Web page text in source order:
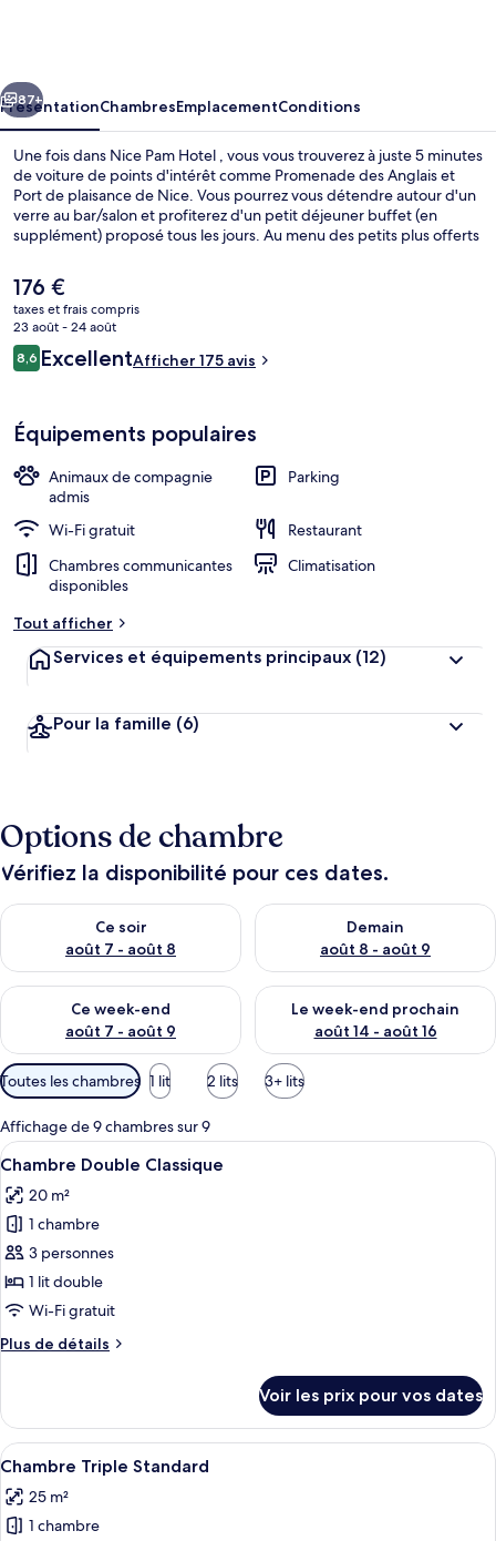
Suivant
87+
PrésentationChambresEmplacementConditions
Une fois dans Nice Pam Hotel , vous vous trouverez à juste 5 minutes
de voiture de points d'intérêt comme Promenade des Anglais et
Port de plaisance de Nice. Vous pourrez vous détendre autour d'un
verre au bar/salon et profiterez d'un petit déjeuner buffet (en
supplément) proposé tous les jours. Au menu des petits plus offerts
Sympa non ? Les transports publics se situent à une courte distance
à pied : Station de tramway Acropolis est à 4 min et Station de
tramway Garibaldi, à 6 min.
Le
prix
actuel
est
de
176 €
taxes et frais compris
23 août - 24 août
Avis
voyageurs
8,68,6 sur 10
ExcellentAfficher 175 avis
Équipements populaires
Animaux de compagnie
admis
Parking
Wi-Fi gratuit
Restaurant
Chambres communicantes
disponibles
Climatisation
Tout afficher
Services et équipements principaux (12)
Pour la famille (6)
Options de chambre
Vérifiez la disponibilité pour ces dates.
Ce soir
août 7 - août 8
Vérifier la disponibilité pour ce soir août 7 - août 8
Demain
août 8 - août 9
Vérifier la disponibilité pour
Ce week-end
août 7 - août 9
Vérifier la disponibilité pour ce week-end août 7 - août 9
Le week-end prochain
août 14 - août 16
Vérifier la disponibilité pour
Filtres
disponibles
pour
les
chambres
Toutes les chambres 1 lit 2 lits 3+ lits
Affichage de 9 chambres sur 9
Afficher
toutes
les
photos
pour
ce
type
chambre :
Classique
Une chambre d’hôtel avec un
29
Chambre Double Classique
20 m²
1 chambre
3 personnes
1 lit double
Wi-Fi gratuit
Plus de détails
Plus
le
type
de
Chambre
Double
Voir les prix pour vos dates
Afficher
toutes
les
photos
Une chambre d’hôtel avec un lit, un
21
Chambre Triple Standard
25 m²
1 chambre